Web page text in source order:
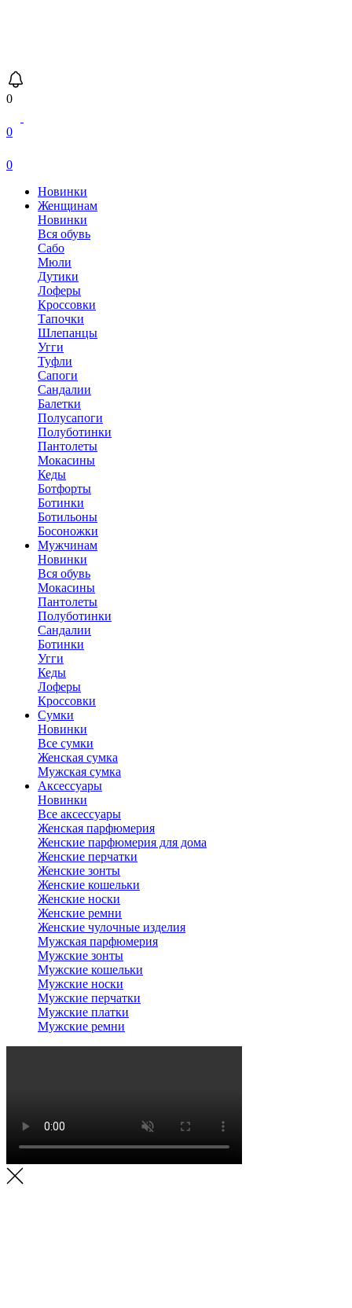
0
0
0
Новинки
Женщинам
Новинки
Вся обувь
Сабо
Мюли
Дутики
Лоферы
Кроссовки
Тапочки
Шлепанцы
Угги
Туфли
Сапоги
Сандалии
Балетки
Полусапоги
Полуботинки
Пантолеты
Мокасины
Кеды
Ботфорты
Ботинки
Ботильоны
Босоножки
Мужчинам
Новинки
Вся обувь
Мокасины
Пантолеты
Полуботинки
Сандалии
Ботинки
Угги
Кеды
Лоферы
Кроссовки
Сумки
Новинки
Все сумки
Женская сумка
Мужская сумка
Аксессуары
Новинки
Все аксессуары
Женская парфюмерия
Женские парфюмерия для дома
Женские перчатки
Женские зонты
Женские кошельки
Женские носки
Женские ремни
Женские чулочные изделия
Мужская парфюмерия
Мужские зонты
Мужские кошельки
Мужские носки
Мужские перчатки
Мужские платки
Мужские ремни